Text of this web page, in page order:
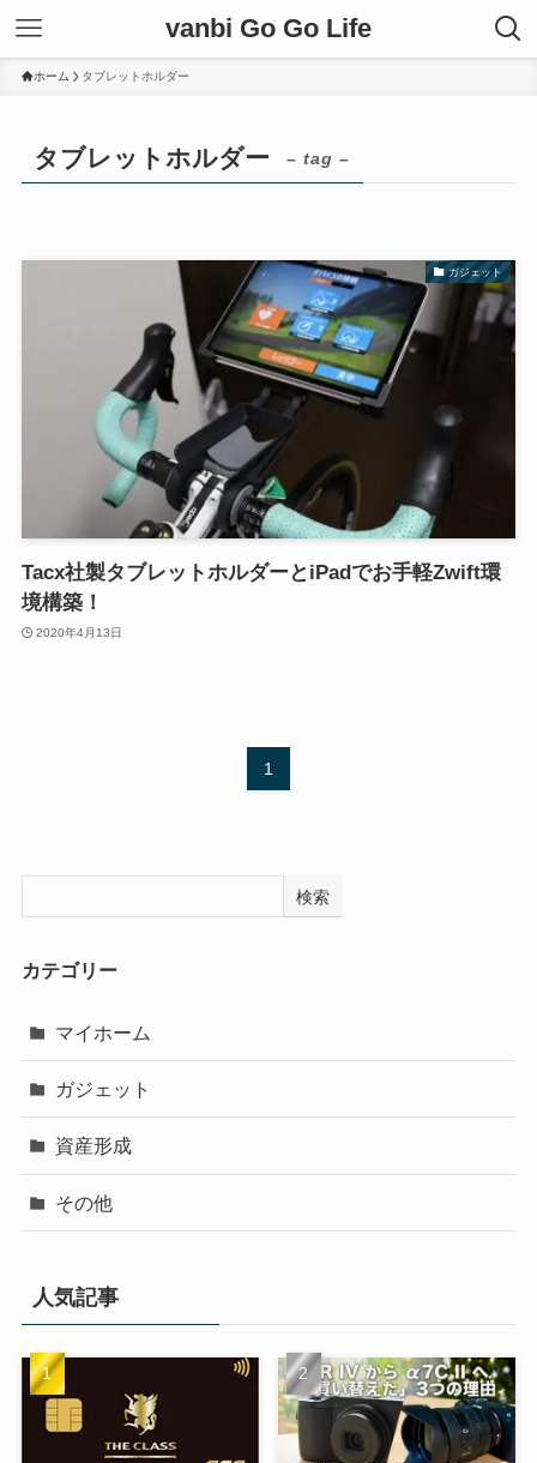
vanbi Go Go Life
ホーム タブレットホルダー
タブレットホルダー – tag –
ガジェット
Tacx社製タブレットホルダーとiPadでお手軽Zwift環
境構築！
2020年4月13日
1
検索
カテゴリー
マイホーム
ガジェット
資産形成
その他
人気記事